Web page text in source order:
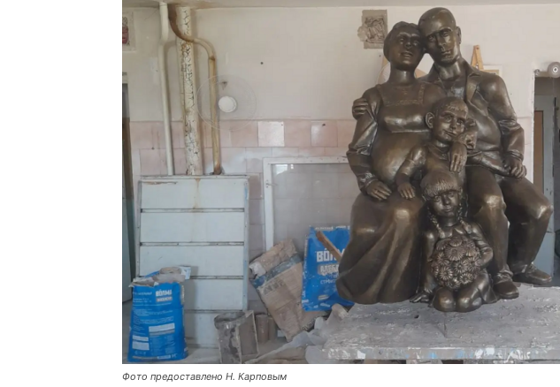
Фото предоставлено Н. Карповым